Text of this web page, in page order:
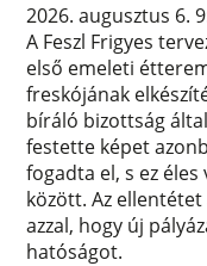
2026. augusztus 6.
A Feszl Frigyes
első emeleti
freskójának
bíráló bizottság
festette képet
fogadta el, s ez
között. Az
azzal, hogy új
hatóságot.